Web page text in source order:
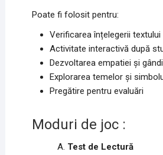
Poate fi folosit pentru:
Verificarea înțelegerii textului
Activitate interactivă după
Dezvoltarea empatiei și
Explorarea temelor și
Pregătire pentru evaluări
Moduri de joc :
Test de Lectură